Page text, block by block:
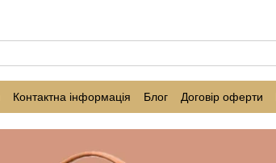
Контактна інформація Блог Договір оферти